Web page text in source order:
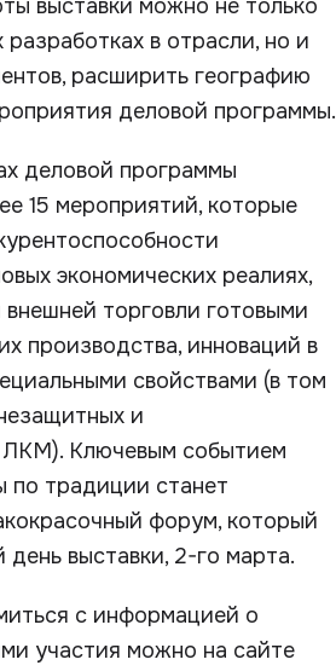
выставки можно не только
в отрасли, но и
расширить географию
деловой программы.
деловой программы
15 мероприятий, которые
экономических реалиях,
торговли готовыми
производства, инноваций в
свойствами (в том
и
ЛКМ). Ключевым событием
по традиции станет
форум, который
день выставки, 2-го марта.
с информацией о
участия можно на сайте